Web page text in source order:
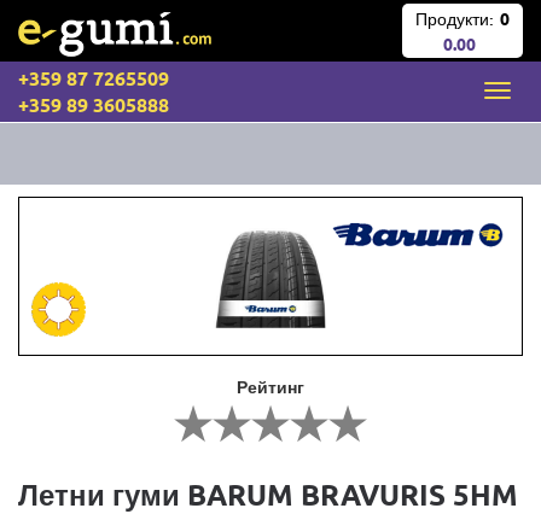
Продукти: 0
0.00
+359 87 7265509
+359 89 3605888
Рейтинг
Летни гуми BARUM BRAVURIS 5HM